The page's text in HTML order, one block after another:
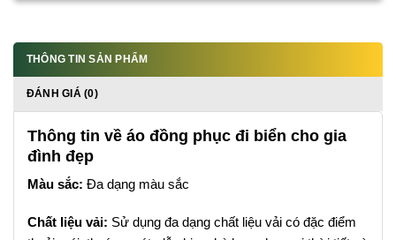
THÔNG TIN SẢN PHẨM
ĐÁNH GIÁ (0)
Thông tin về áo đồng phục đi biển cho gia
đình đẹp
Màu sắc: Đa dạng màu sắc
Chất liệu vải: Sử dụng đa dạng chất liệu vải có đặc điểm